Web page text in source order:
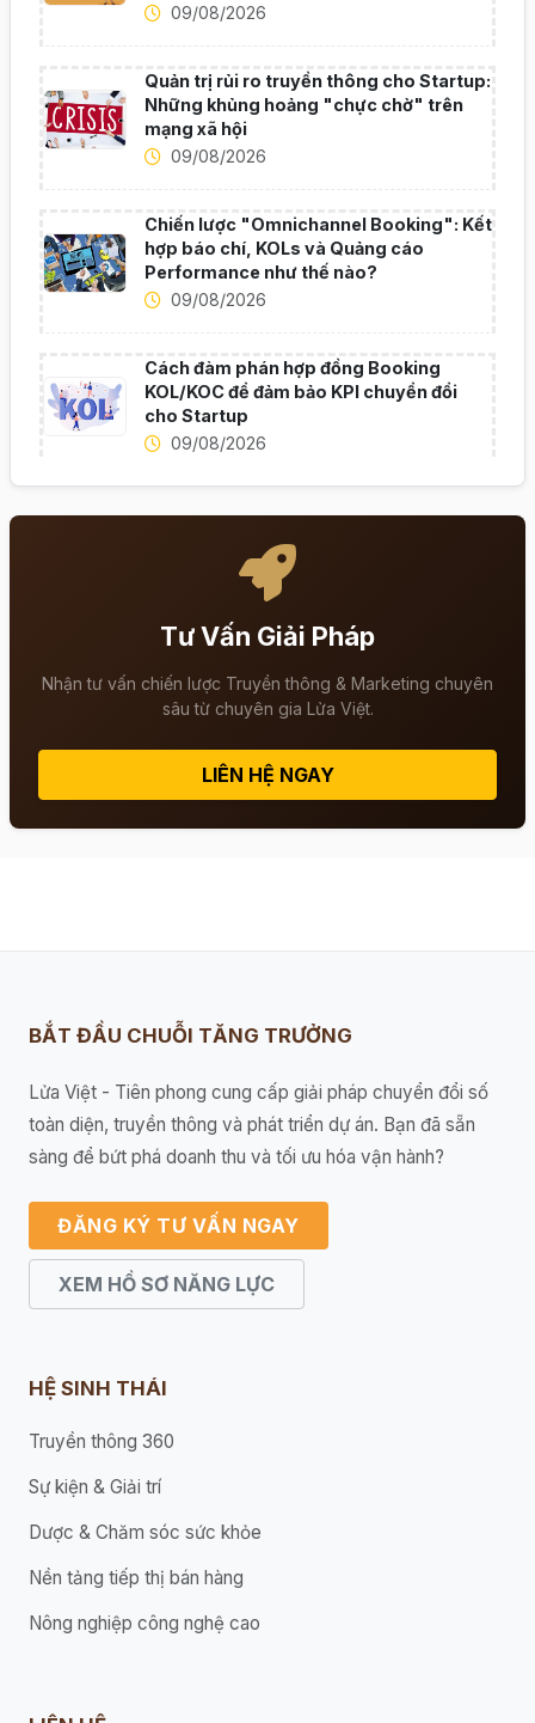
09/08/2026
Quản trị rủi ro truyền thông cho Startup:
Những khủng hoảng "chực chờ" trên
mạng xã hội
09/08/2026
Chiến lược "Omnichannel Booking": Kết
hợp báo chí, KOLs và Quảng cáo
Performance như thế nào?
09/08/2026
Cách đàm phán hợp đồng Booking
KOL/KOC để đảm bảo KPI chuyển đổi
cho Startup
09/08/2026
Tư Vấn Giải Pháp
Nhận tư vấn chiến lược Truyền thông & Marketing chuyên
sâu từ chuyên gia Lửa Việt.
LIÊN HỆ NGAY
BẮT ĐẦU CHUỖI TĂNG TRƯỞNG
Lửa Việt - Tiên phong cung cấp giải pháp chuyển đổi số
toàn diện, truyền thông và phát triển dự án. Bạn đã sẵn
sàng để bứt phá doanh thu và tối ưu hóa vận hành?
ĐĂNG KÝ TƯ VẤN NGAY
XEM HỒ SƠ NĂNG LỰC
HỆ SINH THÁI
Truyền thông 360
Sự kiện & Giải trí
Dược & Chăm sóc sức khỏe
Nền tảng tiếp thị bán hàng
Nông nghiệp công nghệ cao